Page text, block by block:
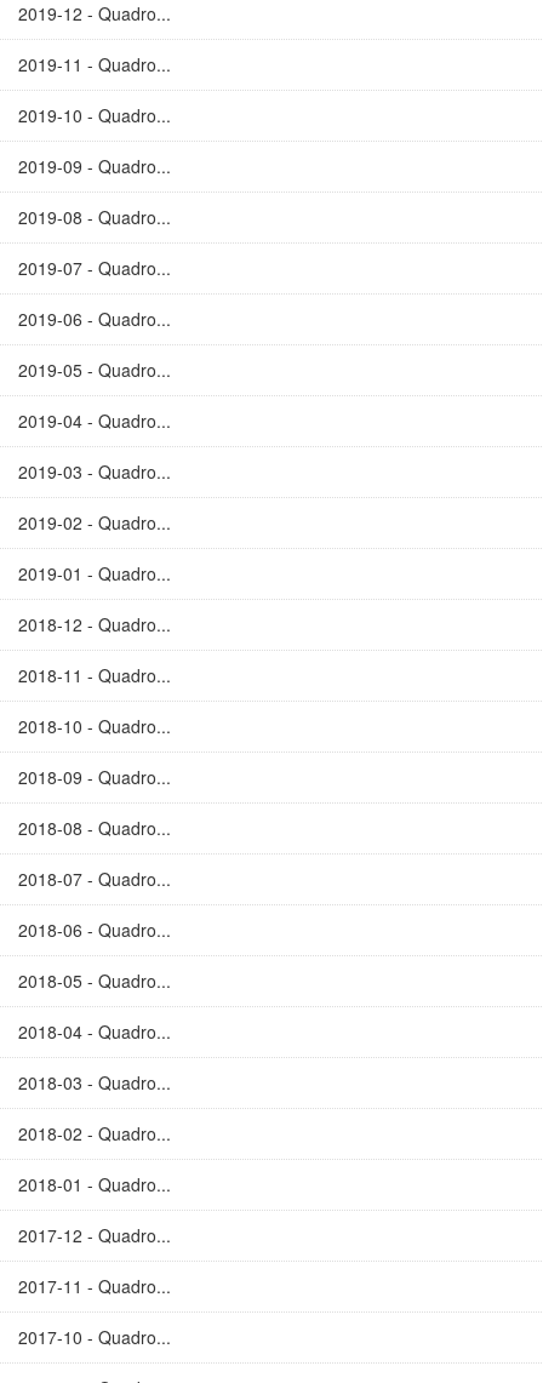
2019-12 - Quadro...
2019-11 - Quadro...
2019-10 - Quadro...
2019-09 - Quadro...
2019-08 - Quadro...
2019-07 - Quadro...
2019-06 - Quadro...
2019-05 - Quadro...
2019-04 - Quadro...
2019-03 - Quadro...
2019-02 - Quadro...
2019-01 - Quadro...
2018-12 - Quadro...
2018-11 - Quadro...
2018-10 - Quadro...
2018-09 - Quadro...
2018-08 - Quadro...
2018-07 - Quadro...
2018-06 - Quadro...
2018-05 - Quadro...
2018-04 - Quadro...
2018-03 - Quadro...
2018-02 - Quadro...
2018-01 - Quadro...
2017-12 - Quadro...
2017-11 - Quadro...
2017-10 - Quadro...